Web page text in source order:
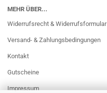
MEHR ÜBER...
Widerrufsrecht & Widerrufsformular
Versand- & Zahlungsbedingungen
Kontakt
Gutscheine
Impressum